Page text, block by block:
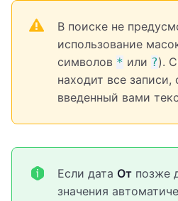
В поиске не
использование
символов * или ?).
находит все
введенный вами
Если дата От позже
значения